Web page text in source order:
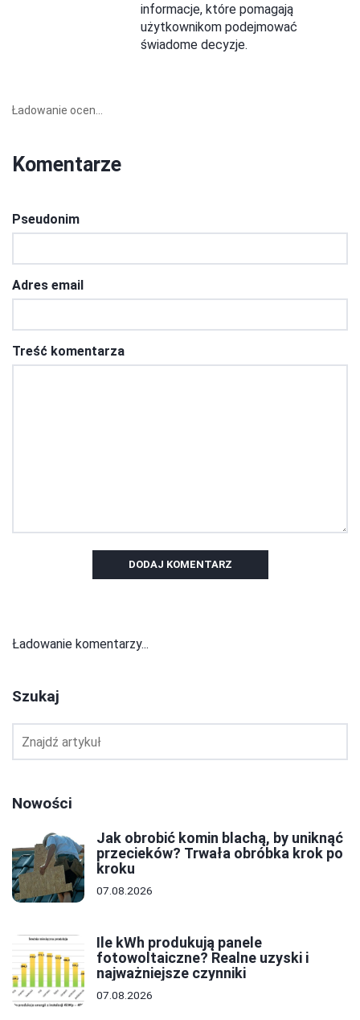
informacje, które pomagają
użytkownikom podejmować
świadome decyzje.
Ładowanie ocen...
Komentarze
Pseudonim
Adres email
Treść komentarza
DODAJ KOMENTARZ
Ładowanie komentarzy...
Szukaj
Nowości
Jak obrobić komin blachą, by uniknąć
przecieków? Trwała obróbka krok po
kroku
07.08.2026
Ile kWh produkują panele
fotowoltaiczne? Realne uzyski i
najważniejsze czynniki
07.08.2026